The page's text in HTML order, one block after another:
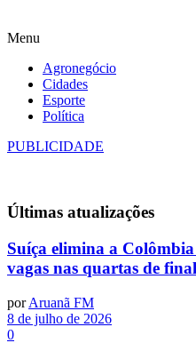
Menu
Agronegócio
Cidades
Esporte
Política
PUBLICIDADE
Últimas atualizações
Suíça elimina a Colômbia
vagas nas quartas de
por Aruanã FM
8 de julho de 2026
0